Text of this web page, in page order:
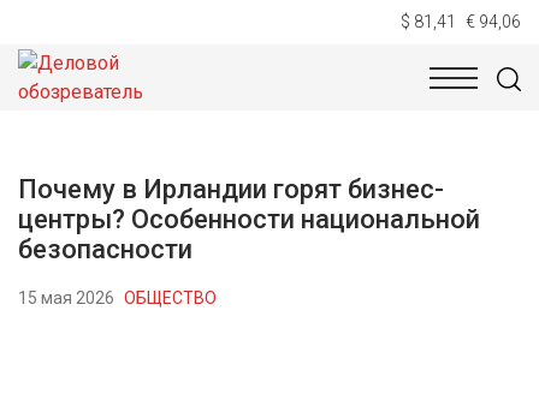
$ 81,41 € 94,06
НОВОСТИ
Почему в Ирландии горят бизнес-
центры? Особенности национальной
безопасности
15 мая 2026 ОБЩЕСТВО